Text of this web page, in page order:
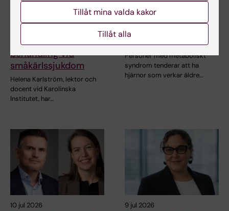
15 jul 2026
Helena Karlström får
Novo Nordisk-anslag
för forskning om ny
behandling vid
småkärlssjukdom
Helena Karlström, lektor och
docent vid Karolinska
Institutet, har…
Metaboliskt syndrom
kopplat till snabbare
åldrande av hjärnan
Personer med metaboliskt
syndrom tenderar att ha
hjärnor som verkar äldre…
10 jul 2026 9 jul 2026
Tillåt mina valda kakor
Tillåt alla